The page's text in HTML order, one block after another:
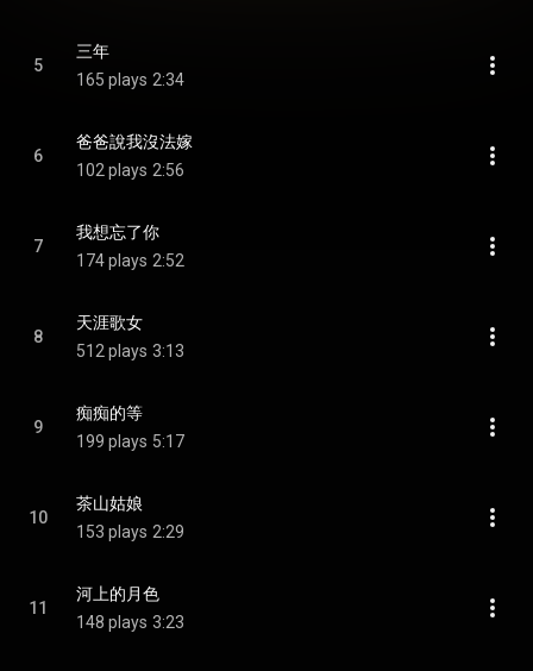
5
三年
165 plays 2:34
6
爸爸說我沒法嫁
102 plays 2:56
7
我想忘了你
174 plays 2:52
8
天涯歌女
512 plays 3:13
9
痴痴的等
199 plays 5:17
10
茶山姑娘
153 plays 2:29
11
河上的月色
148 plays 3:23